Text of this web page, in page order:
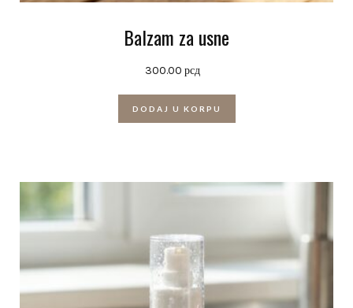
Balzam za usne
300.00 рсд
DODAJ U KORPU